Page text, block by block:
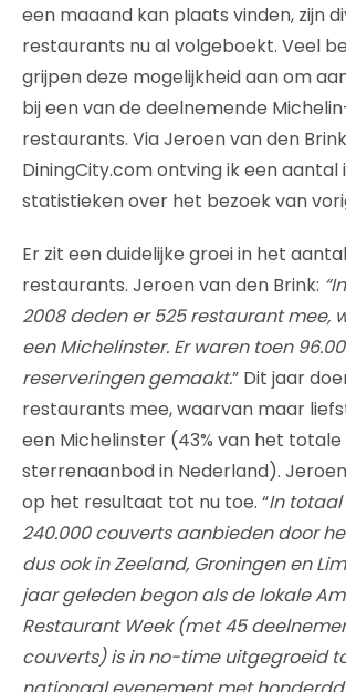
een maaand kan plaats vinden, zijn
restaurants nu al volgeboekt. Veel
grijpen deze mogelijkheid aan om
bij een van de deelnemende
restaurants. Via Jeroen van den
DiningCity.com ontving ik een
statistieken over het bezoek van
Er zit een duidelijke groei in het
restaurants. Jeroen van den Brink:
2008 deden er 525 restaurant mee,
een Michelinster. Er waren toen
reserveringen gemaakt.” Dit jaar
restaurants mee, waarvan maar
een Michelinster (43% van het totale
sterrenaanbod in Nederland).
op het resultaat tot nu toe. “In totaal
240.000 couverts aanbieden door
dus ook in Zeeland, Groningen en
jaar geleden begon als de lokale
Restaurant Week (met 45
couverts) is in no-time uitgegroeid